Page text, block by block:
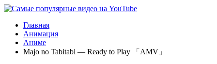
Главная
Анимация
Аниме
Majo no Tabitabi — Ready to Play 「AMV」